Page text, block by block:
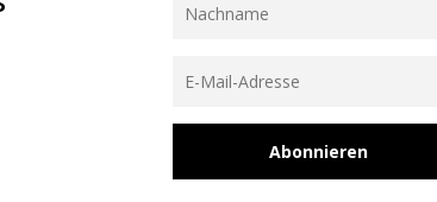
Abonnieren